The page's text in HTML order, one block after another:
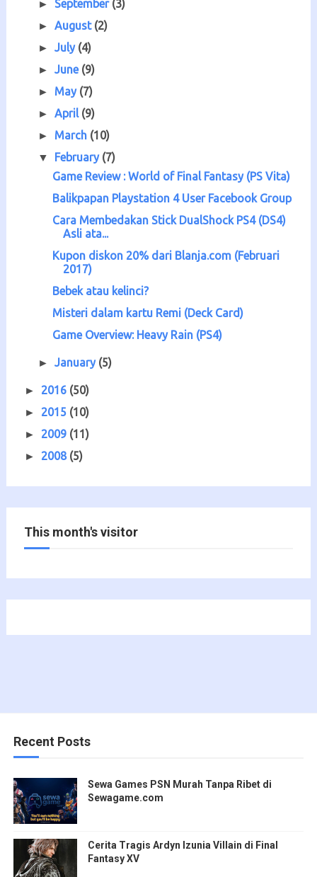
►September (3)
►August (2)
►July (4)
►June (9)
► May (7)
►April (9)
► March (10)
▼ February (7)
Game Review : World of Final Fantasy (PS Vita)
Balikpapan Playstation 4 User Facebook Group
Cara Membedakan Stick DualShock PS4 (DS4)
Asli ata...
Kupon diskon 20% dari Blanja.com (Februari
2017)
Bebek atau kelinci?
Misteri dalam kartu Remi (Deck Card)
Game Overview: Heavy Rain (PS4)
►January (5)
► 2016 (50)
► 2015 (10)
► 2009 (11)
► 2008 (5)
This month's visitor
Recent Posts
Sewa Games PSN Murah Tanpa Ribet di
Sewagame.com
Cerita Tragis Ardyn Izunia Villain di Final
Fantasy XV